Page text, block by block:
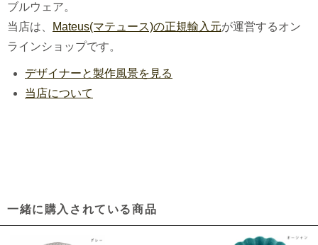
ブルウェア。
当店は、
Mateus(マテュース)の正規輸入元が運営するオン
ラインショップです。
デザイナーと製作風景を見る
当店について
一緒に購入されている商品